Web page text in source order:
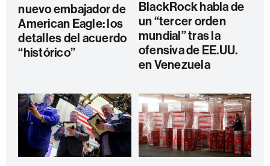
nuevo embajador de
American Eagle: los
detalles del acuerdo
“histórico”
BlackRock habla de
un “tercer orden
mundial” tras la
ofensiva de EE.UU.
en Venezuela